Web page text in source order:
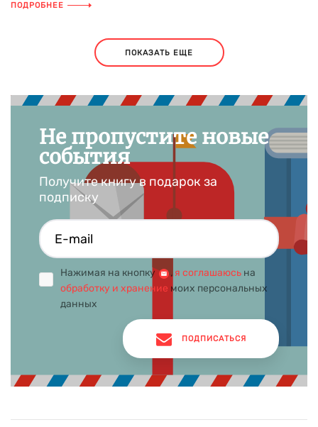
ПОДРОБНЕЕ
ПОКАЗАТЬ ЕЩЕ
Не пропустите новые
события
Получите книгу в подарок за
подписку
Нажимая на кнопку , я соглашаюсь на
обработку и хранение моих персональных
данных
ПОДПИСАТЬСЯ